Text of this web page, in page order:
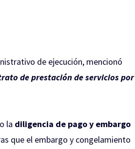
de ejecución, mencionó
de prestación de servicios por
la diligencia de pago y embargo
que el embargo y congelamiento